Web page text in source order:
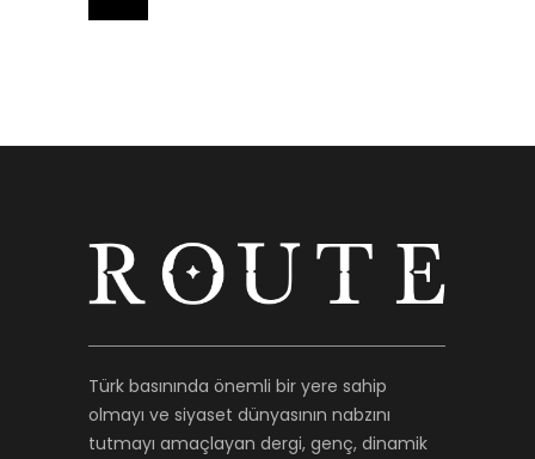
Türk basınında önemli bir yere sahip
olmayı ve siyaset dünyasının nabzını
tutmayı amaçlayan dergi, genç, dinamik